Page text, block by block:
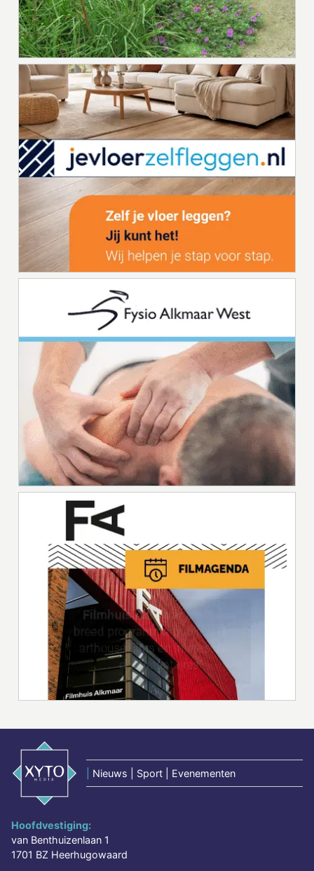
Nieuws | Sport | Evenementen
Hoofdvestiging:
van Benthuizenlaan 1
1701 BZ Heerhugowaard